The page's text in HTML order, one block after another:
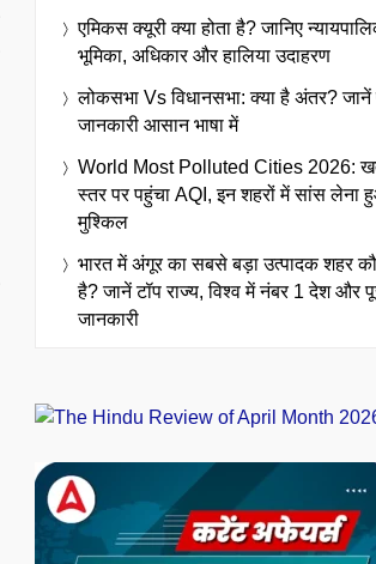
एमिकस क्यूरी क्या होता है? जानिए
भूमिका, अधिकार और हालिया उदाहरण
लोकसभा Vs विधानसभा: क्या है अंतर? जानें
जानकारी आसान भाषा में
World Most Polluted Cities 2026:
स्तर पर पहुंचा AQI, इन शहरों में सांस लेना
मुश्किल
भारत में अंगूर का सबसे बड़ा उत्पादक शहर
है? जानें टॉप राज्य, विश्व में नंबर 1 देश और
जानकारी